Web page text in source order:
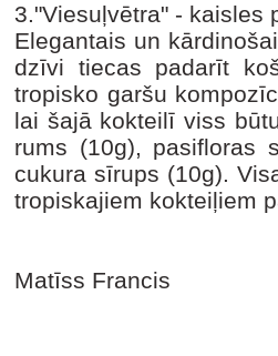
3."Viesuļvētra" - kaisles
Elegantais un
dzīvi tiecas padarīt
tropisko garšu
lai šajā kokteilī viss
rums (10g), pasifloras
cukura sīrups (10g).
tropiskajiem kokteiļiem
Matīss Francis